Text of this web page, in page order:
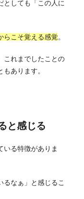
としても「この人に
らこそ覚える感覚。
これまでしたことの
あります。
と感じる
いる特徴がありま
るなぁ」と感じるこ